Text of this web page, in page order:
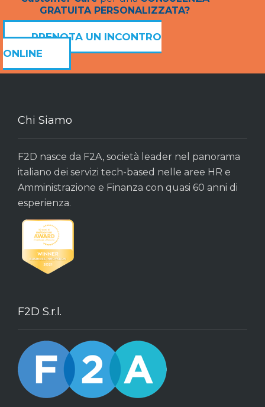
GRATUITA PERSONALIZZATA?
PRENOTA UN INCONTRO
ONLINE
Chi Siamo
F2D nasce da F2A, società leader nel panorama
italiano dei servizi tech-based nelle aree HR e
Amministrazione e Finanza con quasi 60 anni di
esperienza.
F2D S.r.l.